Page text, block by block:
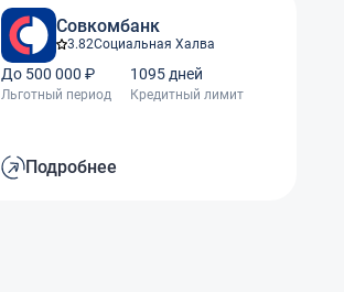
Совкомбанк
3.82Социальная Халва
До 500 000 ₽
Льготный период
1095 дней
Кредитный лимит
Подробнее